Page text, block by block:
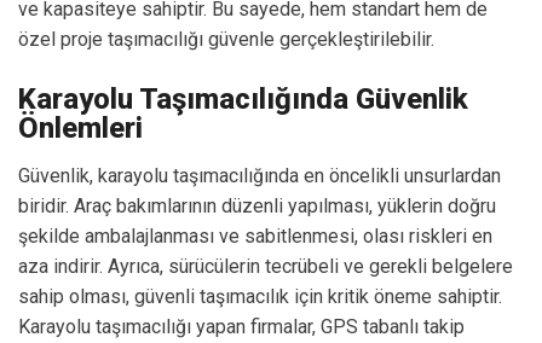
ve kapasiteye sahiptir. Bu sayede, hem standart hem de
özel proje taşımacılığı güvenle gerçekleştirilebilir.
Karayolu Taşımacılığında Güvenlik
Önlemleri
Güvenlik, karayolu taşımacılığında en öncelikli unsurlardan
biridir. Araç bakımlarının düzenli yapılması, yüklerin doğru
şekilde ambalajlanması ve sabitlenmesi, olası riskleri en
aza indirir. Ayrıca, sürücülerin tecrübeli ve gerekli belgelere
sahip olması, güvenli taşımacılık için kritik öneme sahiptir.
Karayolu taşımacılığı yapan firmalar, GPS tabanlı takip